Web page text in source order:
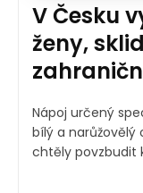
V Česku
ženy,
Nápoj určený
bílý a narůžovělý
chtěly povzbudit